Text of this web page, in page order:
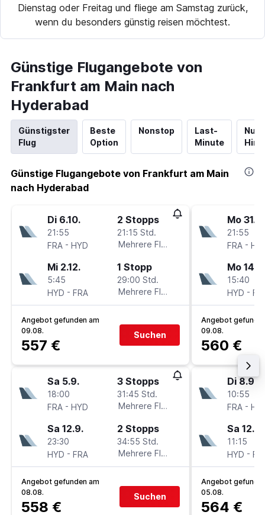
Dienstag oder Freitag und fliege am Samstag zurück,
wenn du besonders günstig reisen möchtest.
Günstige Flugangebote von
Frankfurt am Main nach
Hyderabad
Günstigster
Flug
Beste
Option
Nonstop
Last-
Minute
Nur
Günstige Flugangebote von Frankfurt am Main
nach Hyderabad
Di 6.10.
21:55
FRA - HYD
2 Stopps
21:15 Std.
Mehrere Fluglinien
Mi 2.12.
5:45
HYD - FRA
1 Stopp
29:00 Std.
Mehrere Fluglinien
Angebot gefunden am
09.08.
557 €
Suchen
Sa 5.9.
18:00
FRA - HYD
3 Stopps
31:45 Std.
Mehrere Fluglinien
Sa 12.9.
23:30
HYD - FRA
2 Stopps
34:55 Std.
Mehrere Fluglinien
Angebot gefunden am
08.08.
558 €
Suchen
Mo 31.8.
21:55
FRA -
Mo 14.9.
15:40
HYD -
Angebot
09.08.
560 €
Di 8.9.
10:55
FRA -
Sa 12.9.
11:15
HYD -
Angebot
05.08.
564 €